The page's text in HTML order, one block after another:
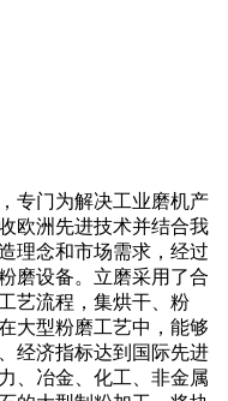
专门为解决工业磨机产
欧洲先进技术并结合我
理念和市场需求，经过
磨设备。立磨采用了合
艺流程，集烘干、粉
大型粉磨工艺中，能够
经济指标达到国际先进
、冶金、化工、非金属